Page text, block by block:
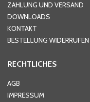
Ort*
ZAHLUNG UND VERSAND
DOWNLOADS
KONTAKT
BESTELLUNG WIDERRUFEN
RECHTLICHES
AGB
IMPRESSUM